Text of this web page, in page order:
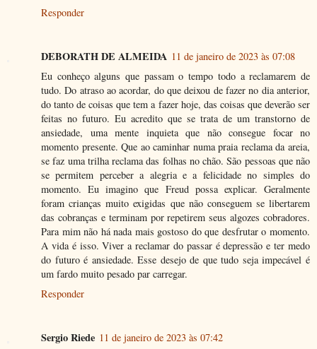
Responder
DEBORATH DE ALMEIDA 11 de janeiro de 2023 às 07:08
Eu conheço alguns que passam o tempo todo a reclamarem de
tudo. Do atraso ao acordar, do que deixou de fazer no dia anterior,
do tanto de coisas que tem a fazer hoje, das coisas que deverão ser
feitas no futuro. Eu acredito que se trata de um transtorno de
ansiedade, uma mente inquieta que não consegue focar no
momento presente. Que ao caminhar numa praia reclama da areia,
se faz uma trilha reclama das folhas no chão. São pessoas que não
se permitem perceber a alegria e a felicidade no simples do
momento. Eu imagino que Freud possa explicar. Geralmente
foram crianças muito exigidas que não conseguem se libertarem
das cobranças e terminam por repetirem seus algozes cobradores.
Para mim não há nada mais gostoso do que desfrutar o momento.
A vida é isso. Viver a reclamar do passar é depressão e ter medo
do futuro é ansiedade. Esse desejo de que tudo seja impecável é
um fardo muito pesado par carregar.
Responder
Sergio Riede 11 de janeiro de 2023 às 07:42